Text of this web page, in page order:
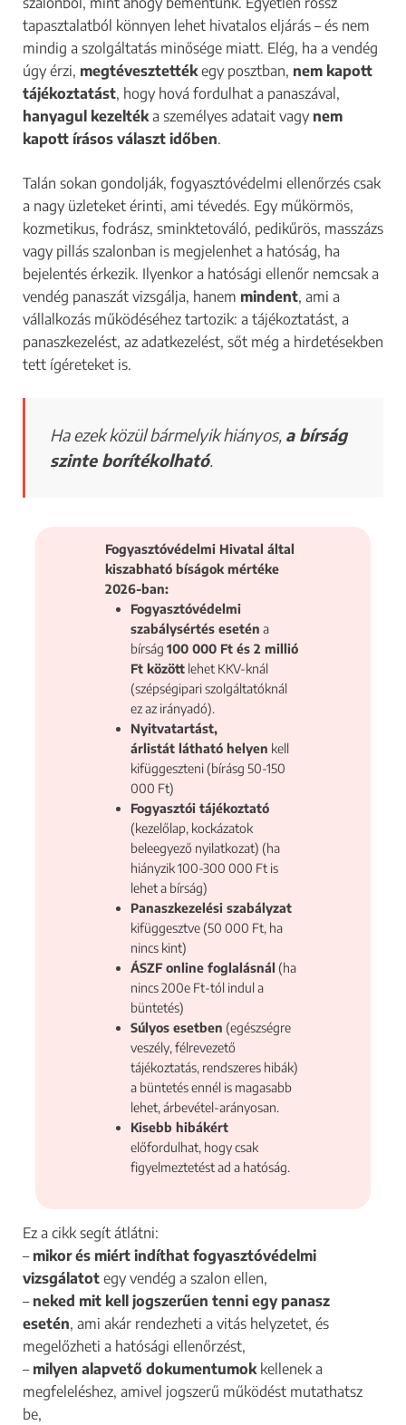
tapasztalatból könnyen lehet hivatalos eljárás – és nem
mindig a szolgáltatás minősége miatt. Elég, ha a vendég
úgy érzi, megtévesztettékegy posztban, nem kapott
tájékoztatást, hogy hová fordulhat a panaszával,
hanyagul kezeltéka személyes adatait vagy nem
kapott írásos választ időben.
Talán sokan gondolják, fogyasztóvédelmi ellenőrzés csak
a nagy üzleteket érinti, ami tévedés. Egy műkörmös,
kozmetikus, fodrász, sminktetováló, pedikűrös, masszázs
vagy pillás szalonban is megjelenhet a hatóság, ha
bejelentés érkezik. Ilyenkor a hatósági ellenőr nemcsak a
vendég panaszát vizsgálja, hanem mindent, ami a
vállalkozás működéséhez tartozik: a tájékoztatást, a
panaszkezelést, az adatkezelést, sőt még a hirdetésekben
tett ígéreteket is.
Ha ezek közül bármelyik hiányos, a bírság
szinte borítékolható.
Fogyasztóvédelmi Hivatal által
kiszabható bíságok mértéke
2026-ban:
Fogyasztóvédelmi
szabálysértés esetén a
bírság100 000 Ft és 2 millió
Ft között lehet KKV-knál
(szépségipari szolgáltatóknál
ez az irányadó).
Nyitvatartást,
árlistát látható helyen kell
kifüggeszteni (bírásg 50-150
000 Ft)
Fogyasztói tájékoztató
(kezelőlap, kockázatok
beleegyező nyilatkozat) (ha
hiányzik 100-300 000 Ft is
lehet a bírság)
Panaszkezelési szabályzat
kifüggesztve (50 000 Ft, ha
nincs kint)
ÁSZF online foglalásnál (ha
nincs 200e Ft-tól indul a
büntetés)
Súlyos esetben (egészségre
veszély, félrevezető
tájékoztatás, rendszeres hibák)
a büntetés ennél is magasabb
lehet, árbevétel-arányosan.
Kisebb hibákért
előfordulhat, hogy csak
figyelmeztetést ad a hatóság.
Ez a cikk segít átlátni:
– mikor és miért indíthat fogyasztóvédelmi
vizsgálatot egy vendég a szalon ellen,
– neked mit kell jogszerűen tenni egy panasz
esetén, ami akár rendezheti a vitás helyzetet, és
megelőzheti a hatósági ellenőrzést,
– milyen alapvető dokumentumokkellenek a
megfeleléshez, amivel jogszerű működést mutathatsz
be,